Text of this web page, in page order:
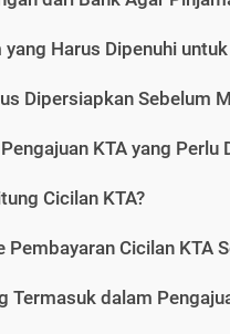
Harus Dipenuhi
Dipersiapkan Sebelum
KTA yang Perlu
Cicilan KTA?
Cicilan KTA
Termasuk dalam